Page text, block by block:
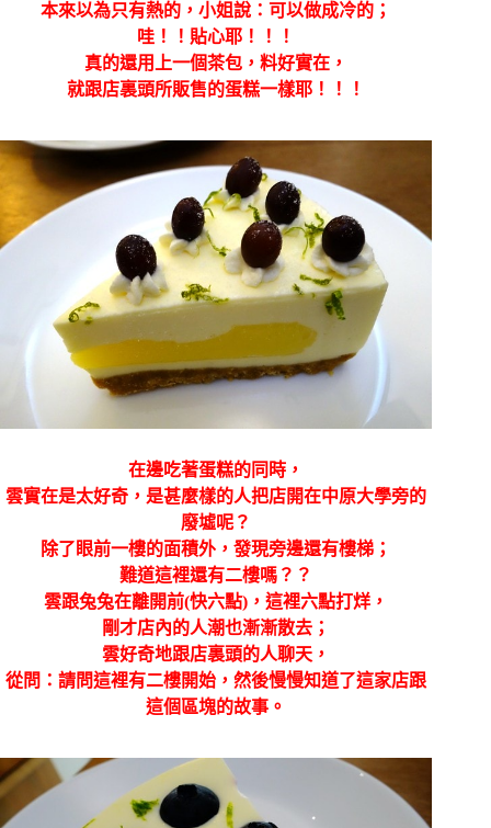
本來以為只有熱的，小姐說：可以做成冷的；
哇！！貼心耶！！！
真的還用上一個茶包，料好實在，
就跟店裏頭所販售的蛋糕一樣耶！！！
在邊吃著蛋糕的同時，
雲實在是太好奇，是甚麼樣的人把店開在中原大學旁的
廢墟呢？
除了眼前一樓的面積外，發現旁邊還有樓梯；
難道這裡還有二樓嗎？？
雲跟兔兔在離開前(快六點)，這裡六點打烊，
剛才店內的人潮也漸漸散去；
雲好奇地跟店裏頭的人聊天，
從問：請問這裡有二樓開始，然後慢慢知道了這家店跟
這個區塊的故事。